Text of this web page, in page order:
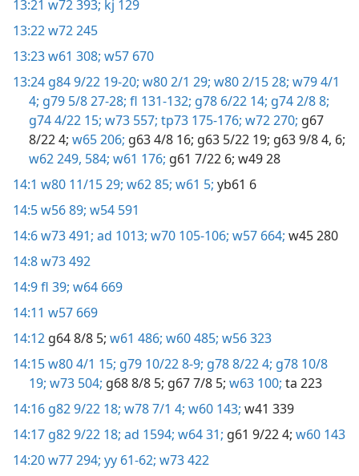
13:21 w72 393; kj 129
13:22w72 245
13:23w61 308; w57 670
13:24 g84 9/22 19-20; w80 2/1 29; w80 2/15 28; w79 4/1
4; g79 5/8 27-28; fl 131-132; g78 6/22 14; g74 2/8 8;
g74 4/22 15; w73 557; tp73 175-176; w72 270; g67
8/22 4; w65 206; g63 4/8 16; g63 5/22 19; g63 9/8 4, 6;
w62 249, 584; w61 176; g61 7/22 6; w49 28
14:1 w80 11/15 29; w62 85; w61 5; yb61 6
14:5w56 89; w54 591
14:6w73 491; ad 1013; w70 105-106; w57 664; w45 280
14:8w73 492
14:9fl 39; w64 669
14:11 w57 669
14:12 g64 8/8 5; w61 486; w60 485; w56 323
14:15w80 4/1 15; g79 10/22 8-9; g78 8/22 4; g78 10/8
19; w73 504; g68 8/8 5; g67 7/8 5; w63 100; ta 223
14:16 g82 9/22 18; w78 7/1 4; w60 143; w41 339
14:17 g82 9/22 18; ad 1594; w64 31; g61 9/22 4; w60 143
14:20w77 294; yy 61-62; w73 422